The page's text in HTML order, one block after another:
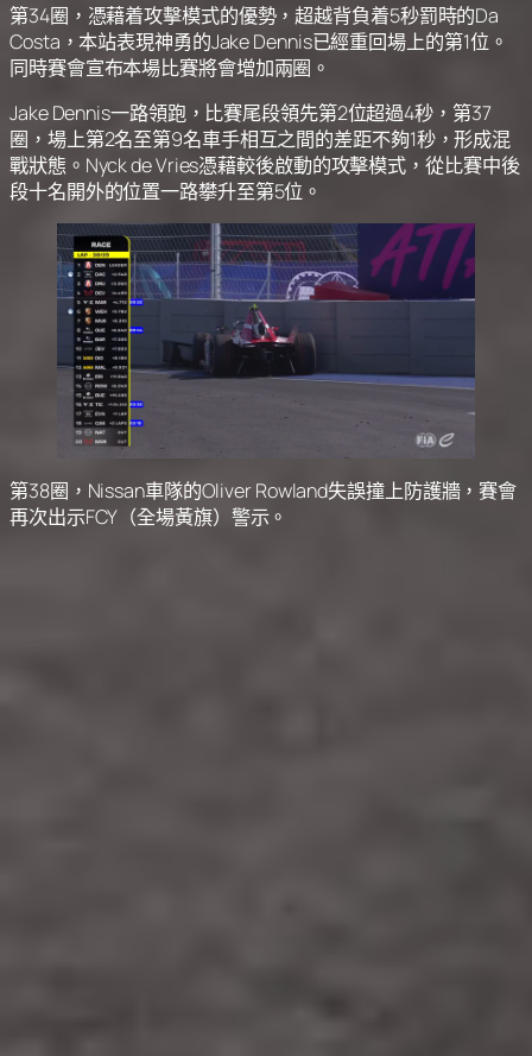
第34圈，憑藉着攻擊模式的優勢，超越背負着5秒罰時的Da
Costa，本站表現神勇的Jake Dennis已經重回場上的第1位。
同時賽會宣布本場比賽將會增加兩圈。
Jake Dennis一路領跑，比賽尾段領先第2位超過4秒，第37
圈，場上第2名至第9名車手相互之間的差距不夠1秒，形成混
戰狀態。Nyck de Vries憑藉較後啟動的攻擊模式，從比賽中後
段十名開外的位置一路攀升至第5位。
第38圈，Nissan車隊的Oliver Rowland失誤撞上防護牆，賽會
再次出示FCY（全場黃旗）警示。